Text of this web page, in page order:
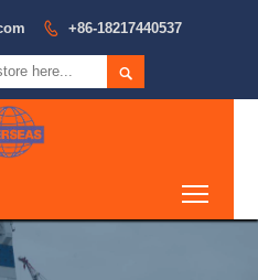
 +86-18217440537
